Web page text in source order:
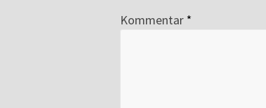
Kommentar *